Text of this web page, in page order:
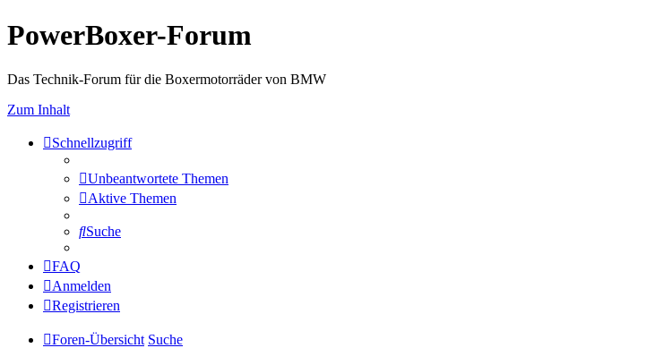
PowerBoxer-Forum
Das Technik-Forum für die Boxermotorräder von BMW
Zum Inhalt
Schnellzugriff
Unbeantwortete Themen
Aktive Themen
Suche
FAQ
Anmelden
Registrieren
Foren-Übersicht Suche